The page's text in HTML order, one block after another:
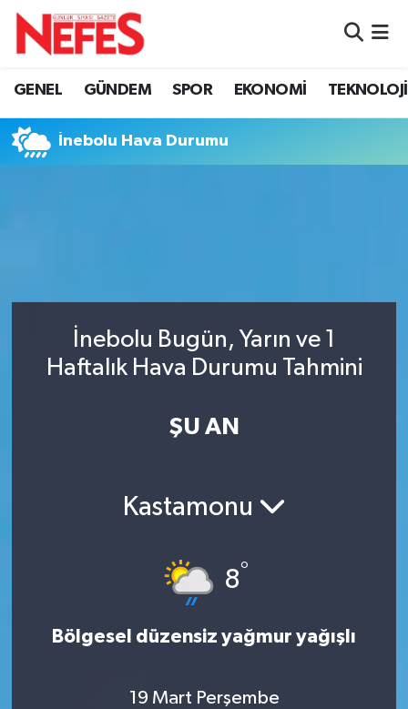
GENEL GÜNDEM SPOR EKONOMİ TEKNOLOJİ
İnebolu Hava Durumu
İnebolu Bugün, Yarın ve 1
Haftalık Hava Durumu Tahmini
ŞU AN
Kastamonu
8°
Bölgesel düzensiz yağmur yağışlı
19 Mart Perşembe
Hava Durumu
Namaz Vakitleri
Tüm Manşetler
Son Dakika Haberleri